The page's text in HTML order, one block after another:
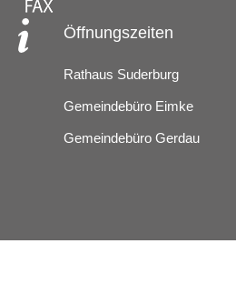
Öffnungszeiten
Rathaus Suderburg
Gemeindebüro Eimke
Gemeindebüro Gerdau